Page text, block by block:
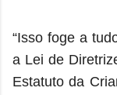
“Isso foge a
a Lei de
Estatuto da